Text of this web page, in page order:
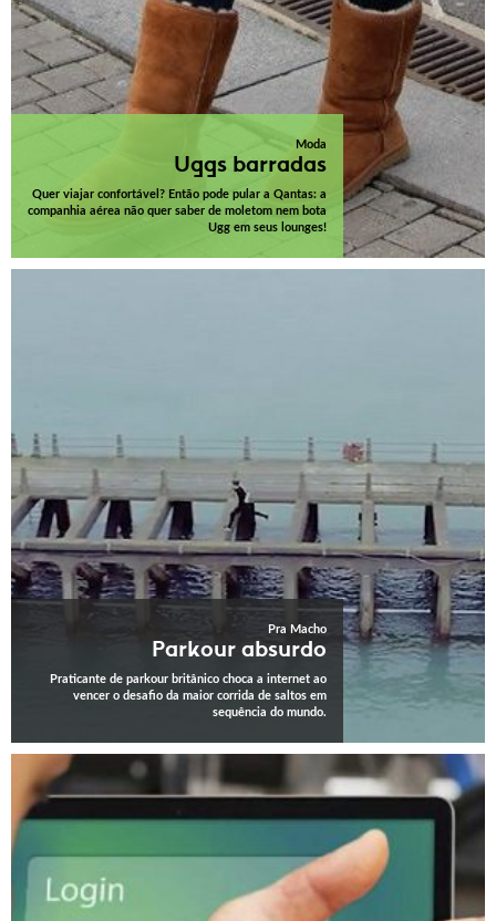
Moda
Uggs barradas
Quer viajar confortável? Então pode pular a Qantas: a
companhia aérea não quer saber de moletom nem bota
Ugg em seus lounges!
Pra Macho
Parkour absurdo
Praticante de parkour britânico choca a internet ao
vencer o desafio da maior corrida de saltos em
sequência do mundo.